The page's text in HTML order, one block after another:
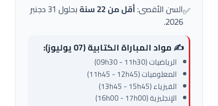
✅السن الأقصى:أقل من 22 سنة
بحلول 31 دجنبر
2026.
✍️ مواد المباراة الكتابية (07 يوليوز):
الرياضيات (09h30 - 11h30)
المعلوميات (11h45 - 12h45)
الفيزياء (13h45 - 15h45)
الإنجليزية (16h00 - 17h00)